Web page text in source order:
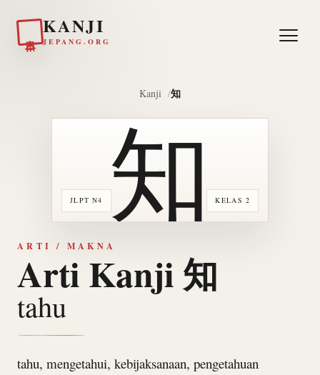
KANJI
JEPANG.ORG
Kanji 知
JLPT N4 KELAS 2
知
ARTI / MAKNA
Arti Kanji 知
tahu
tahu, mengetahui, kebijaksanaan, pengetahuan